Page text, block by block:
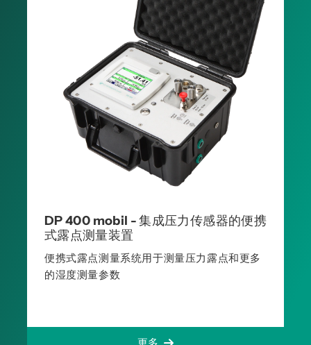
DP 400 mobil - 集成压力传感器的便携
式露点测量装置
便携式露点测量系统用于测量压力露点和更多
的湿度测量参数